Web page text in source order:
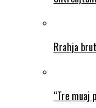
Rrahja
“Tre muaj